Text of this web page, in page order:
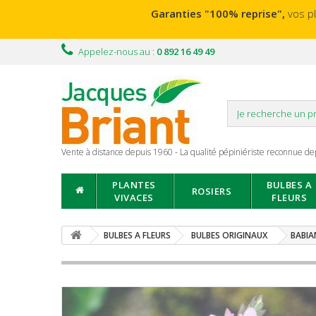
Garanties "100% reprise", vos
Appelez-nous au : 0 892 16 49 49
Vente à distance depuis 1960 - La qualité pépiniériste reconnue
PLANTES
VIVACES
ROSIERS
BULBES A
FLEURS
BULBES A FLEURS BULBES ORIGINAUX